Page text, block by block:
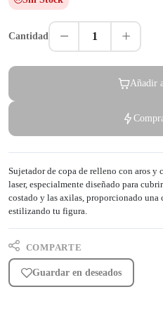
Cantidad 1
Añadir
Sujetador de copa de relleno con aros y
laser, especialmente diseñado para
costado y las axilas, proporcionado una
estilizando tu figura.
COMPARTE
Guardar en deseados